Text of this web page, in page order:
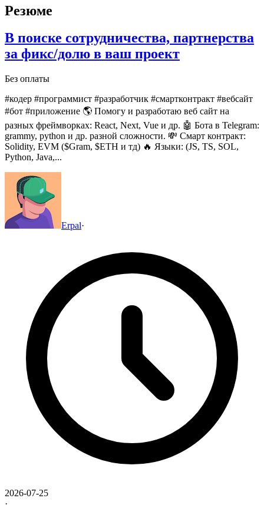
Резюме
В поиске сотрудничества, партнерства
за фикс/долю в ваш проект
Без оплаты
#кодер #программист #разработчик #смартконтракт #вебсайт
#бот #приложение 🌎 Помогу и разработаю веб сайт на
разных фреймворках: React, Next, Vue и др. 🤖 Бота в Telegram:
grammy, python и др. разной сложности. 💸 Смарт контракт:
Solidity, EVM ($Gram, $ETH и тд) 🔥 Языки: (JS, TS, SOL,
Python, Java,...
Erpal·
2026-07-25
·